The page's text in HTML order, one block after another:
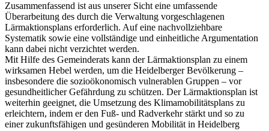
Zusammenfassend ist aus unserer Sicht eine umfassende
Überarbeitung des durch die Verwaltung vorgeschlagenen
Lärmaktionsplans erforderlich. Auf eine nachvollziehbare
Systematik sowie eine vollständige und einheitliche Argumentation
kann dabei nicht verzichtet werden.
Mit Hilfe des Gemeinderats kann der Lärmaktionsplan zu einem
wirksamen Hebel werden, um die Heidelberger Bevölkerung –
insbesondere die sozioökonomisch vulnerablen Gruppen – vor
gesundheitlicher Gefährdung zu schützen. Der Lärmaktionsplan ist
weiterhin geeignet, die Umsetzung des Klimamobilitätsplans zu
erleichtern, indem er den Fuß- und Radverkehr stärkt und so zu
einer zukunftsfähigen und gesünderen Mobilität in Heidelberg